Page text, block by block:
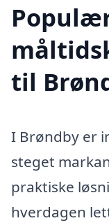
til
I Brøndby er
steget
praktiske
hverdagen